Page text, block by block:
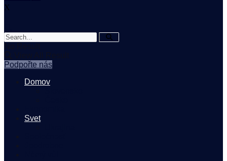
X
Podpořte nás
Domov
Svet